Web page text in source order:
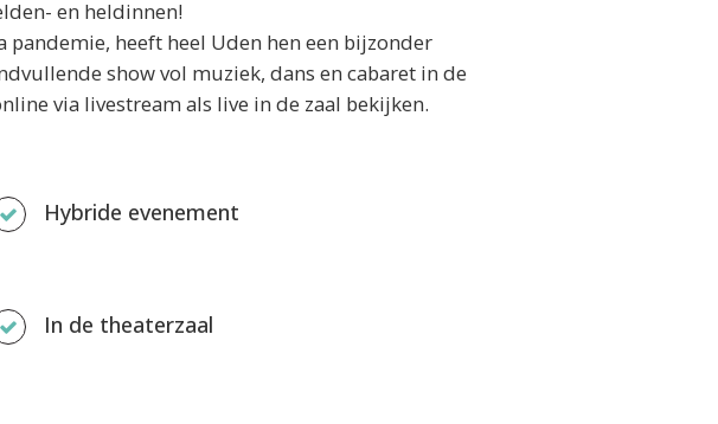
en heldinnen!
heeft heel Uden hen een bijzonder
show vol muziek, dans en cabaret in de
via livestream als live in de zaal bekijken.
Hybride evenement
In de theaterzaal